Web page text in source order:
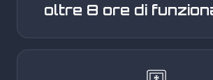
oltre 8 ore di